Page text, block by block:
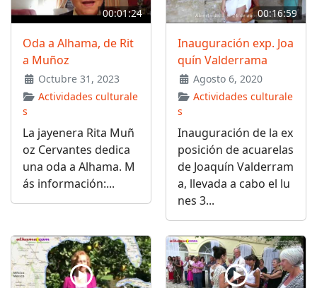
00:01:24
Oda a Alhama, de Rit
a Muñoz
Octubre 31, 2023
Actividades culturale
s
La jayenera Rita Muñ
oz Cervantes dedica
una oda a Alhama. M
ás información:...
00:16:59
Inauguración exp. Joa
quín Valderrama
Agosto 6, 2020
Actividades culturale
s
Inauguración de la ex
posición de acuarelas
de Joaquín Valderram
a, llevada a cabo el lu
nes 3...